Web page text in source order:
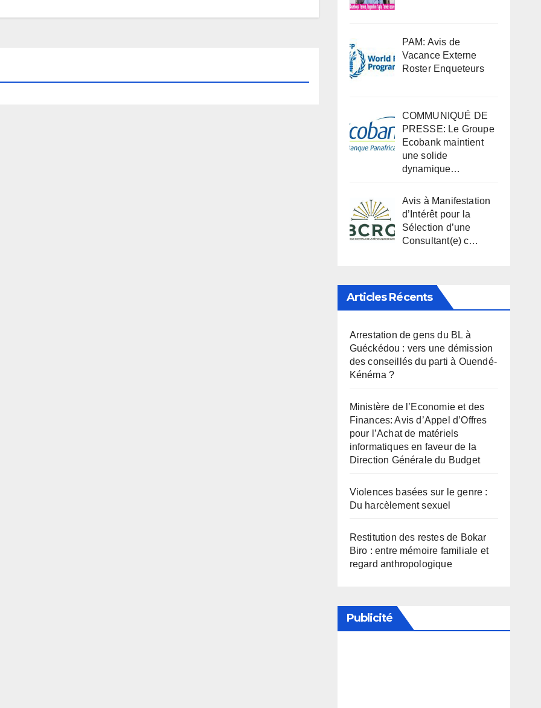
PAM: Avis de
Vacance Externe
Roster Enqueteurs
COMMUNIQUÉ DE
PRESSE: Le Groupe
Ecobank maintient
une solide
dynamique…
Avis à Manifestation
d’Intérêt pour la
Sélection d’une
Consultant(e) c…
Articles Récents
Arrestation de gens du BL à
Guéckédou : vers une démission
des conseillés du parti à Ouendé-
Kénéma ?
Ministère de l’Economie et des
Finances: Avis d’Appel d’Offres
pour l’Achat de matériels
informatiques en faveur de la
Direction Générale du Budget
Violences basées sur le genre :
Du harcèlement sexuel
Restitution des restes de Bokar
Biro : entre mémoire familiale et
regard anthropologique
Publicité